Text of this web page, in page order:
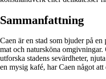
Sammanfattning
Caen är en stad som bjuder på
mat och natursköna omgivningar.
utforska stadens sevärdheter,
en mysig kafé, har Caen något